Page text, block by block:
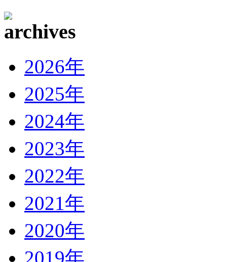
2026年
2025年
2024年
2023年
2022年
2021年
2020年
2019年